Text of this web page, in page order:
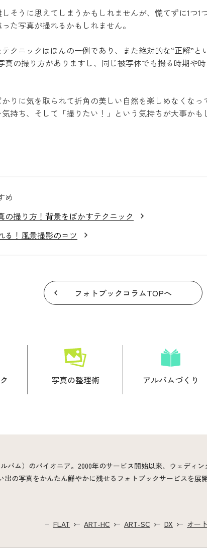
そうに思えてしまうかもしれませんが、慌てずに1つ1
た写真が撮れるかもしれません。
クニックはほんの一例であり、また絶対的な“正解”と
真の撮り方がありますし、同じ被写体でも撮る時期や
りに気を取られて折角の美しい自然を楽しめなくなっ
持ち、そして「撮りたい！」という気持ちが大事かも
め
の撮り方！背景をぼかすテクニック
る！風景撮影のコツ
フォトブックコラムTOPへ
写真の整理術 アルバムづくり
バム）のパイオニア。2000年のサービス開始以来、ウェディ
の写真をかんたん鮮やかに残せるフォトブックサービスを展
FLAT ART-HC ART-SC DX オー